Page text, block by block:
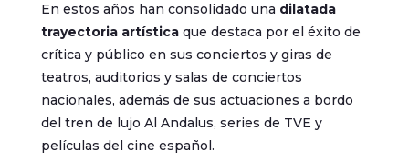
En estos años han consolidado una dilatada
trayectoria artísticaque destaca por el éxito de
crítica y público en sus conciertos y giras de
teatros, auditorios y salas de conciertos
nacionales, además de sus actuaciones a bordo
del tren de lujo Al Andalus, series de TVE y
películas del cine español.